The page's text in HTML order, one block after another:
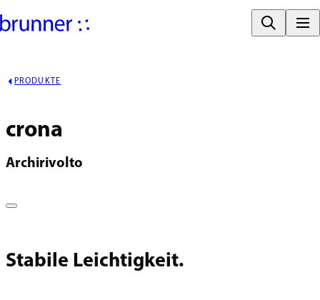
PRODUKTE
crona
Archirivolto
Stabile Leichtigkeit.